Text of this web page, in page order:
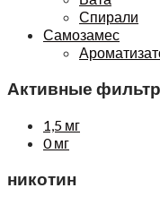
Спирали
Самозамес
Активные
1,5 мг
0 мг
никотин